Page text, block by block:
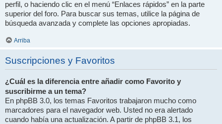
perfil, o haciendo clic en el menú “Enlaces rápidos” en la parte
superior del foro. Para buscar sus temas, utilice la página de
búsqueda avanzada y complete las opciones apropiadas.
Arriba
Suscripciones y Favoritos
¿Cuál es la diferencia entre añadir como Favorito y
suscribirme a un tema?
En phpBB 3.0, los temas Favoritos trabajaron mucho como
marcadores para el navegador web. Usted no era alertado
cuando había una actualización. A partir de phpBB 3.1, los